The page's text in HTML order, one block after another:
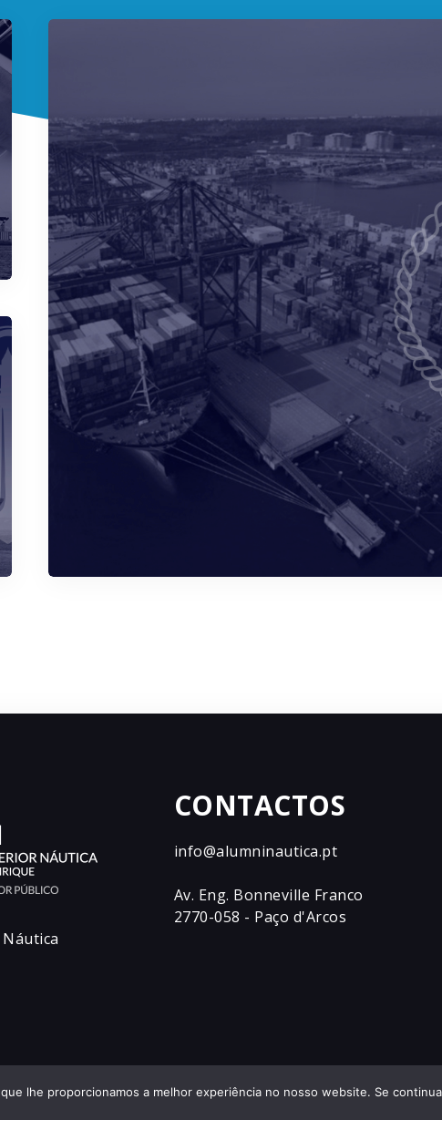
CONTACTOS
info@alumninautica.pt
Av. Eng. Bonneville Franco
2770-058 - Paço d'Arcos
lhe proporcionamos a melhor experiência no nosso website. Se